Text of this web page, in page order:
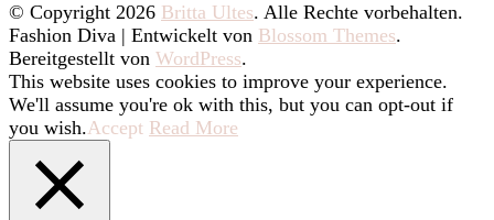
© Copyright 2026 Britta Ultes. Alle Rechte vorbehalten.
Fashion Diva | Entwickelt von Blossom Themes.
Bereitgestellt von WordPress.
This website uses cookies to improve your experience.
We'll assume you're ok with this, but you can opt-out if
you wish.Accept Read More